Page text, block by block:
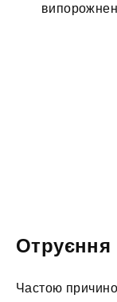
Отруєння
Частою